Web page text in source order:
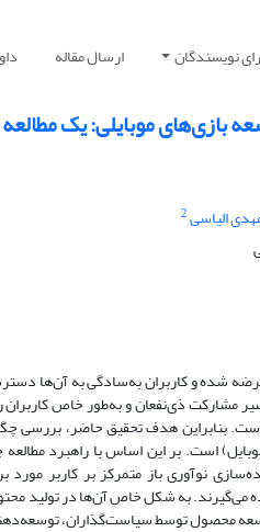
نویسندگان ارسال مقاله
بازی‌های موبایلی: یک
الیاسی2
شده‌ و کاربران به‌سادگی به آن‌ها
مشارکت ذی‌نفعان و به‌‌طور خاص
بنابراین هدف تحقیق حاضر، بررسی
است. بر این اساس با راهبرد
نوآوری باز متمرکز بر کاربر
می‌گیرند. به شکل خاص آن‌ها در تولید
محصول توسط سیاست‌گذاران،